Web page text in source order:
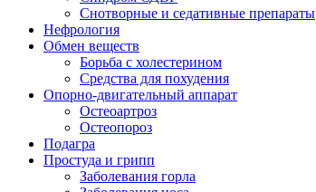
Снотворные и седативные препараты
Нефрология
Обмен веществ
Борьба с холестерином
Средства для похудения
Опорно-двигательный аппарат
Остеоартроз
Остеопороз
Подагра
Простуда и грипп
Заболевания горла